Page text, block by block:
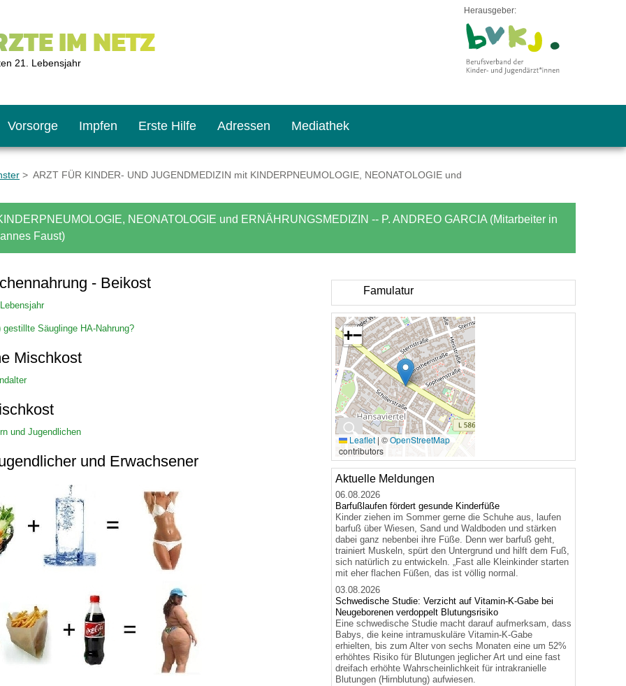
IM NETZ
21. Lebensjahr
Herausgeber:
Vorsorge Impfen
oft?
Erste Hilfe Adressen Mediathek
Bildschirmmediengebrauch
> ARZT FÜR KINDER- UND JUGENDMEDIZIN mit KINDERPNEUMOLOGIE, NEONATOLOGIE und
NEONATOLOGIE und ERNÄHRUNGSMEDIZIN -- P. ANDREO GARCIA (Mitarbeiter in
Faust)
- Beikost
Säuglinge HA-Nahrung?
Mischkost
und Jugendlichen
und Erwachsener
Famulatur
🔍
+−
Leaflet | ©OpenStreetMap
contributors
Aktuelle Meldungen
06.08.2026
Barfußlaufen fördert gesunde Kinderfüße
Kinder ziehen im Sommer gerne die Schuhe aus, laufen
barfuß über Wiesen, Sand und Waldboden und stärken
dabei ganz nebenbei ihre Füße. Denn wer barfuß geht,
trainiert Muskeln, spürt den Untergrund und hilft dem Fuß,
sich natürlich zu entwickeln. „Fast alle Kleinkinder starten
mit eher flachen Füßen, das ist völlig normal.
03.08.2026
Schwedische Studie: Verzicht auf Vitamin-K-Gabe bei
Neugeborenen verdoppelt Blutungsrisiko
Eine schwedische Studie macht darauf aufmerksam, dass
Babys, die keine intramuskuläre Vitamin-K-Gabe
erhielten, bis zum Alter von sechs Monaten eine um 52%
erhöhtes Risiko für Blutungen jeglicher Art und eine fast
dreifach erhöhte Wahrscheinlichkeit für intrakranielle
Blutungen (Hirnblutung) aufwiesen.